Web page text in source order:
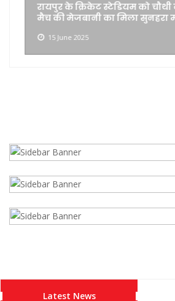
रायपुर के क्रिकेट स्टेडियम को
मैच की मेजबानी का मिला सुनहरा
15 June 2025
Latest News